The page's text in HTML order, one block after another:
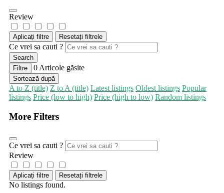
Review
Aplicați filtre Resetați filtrele
Ce vrei sa cauti ?
Search
Filtre
0 Articole găsite
Sortează după
A to Z (title) Z to A (title) Latest listings Oldest listings Popular
listings Price (low to high) Price (high to low) Random listings
More Filters
Ce vrei sa cauti ?
Review
Aplicați filtre Resetați filtrele
No listings found.